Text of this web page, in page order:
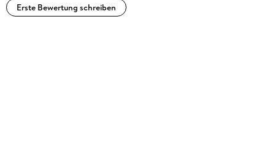
Erste Bewertung schreiben